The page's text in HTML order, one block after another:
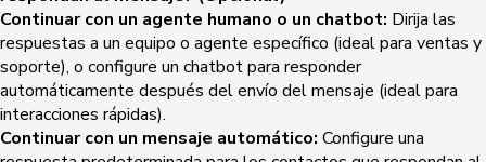
Continuar con un agente humano o un chatbot: Dirija las
respuestas a un equipo o agente específico (ideal para ventas y
soporte), o configure un chatbot para responder
automáticamente después del envío del mensaje (ideal para
interacciones rápidas).
Continuar con un mensaje automático: Configure una